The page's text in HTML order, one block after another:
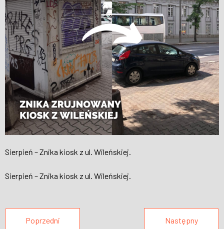
Sierpień – Znika kiosk z ul. Wileńskiej.
Sierpień – Znika kiosk z ul. Wileńskiej.
Poprzedni Następny